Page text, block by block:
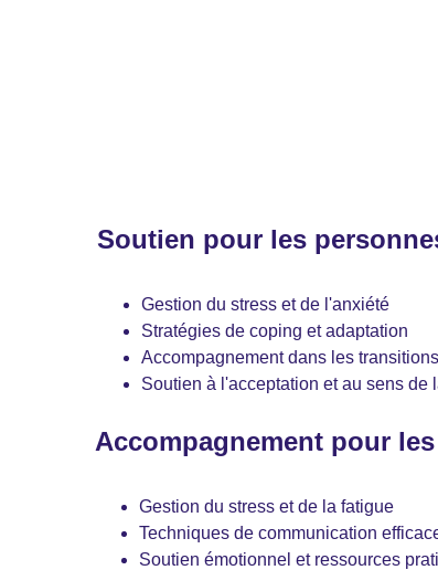
Soutien pour les
Gestion du stress et de l'anxiété
Stratégies de coping et adaptation
Accompagnement dans les
Soutien à l'acceptation et au sens de
Accompagnement pour
Gestion du stress et de la fatigue
Techniques de communication
Soutien émotionnel et ressources